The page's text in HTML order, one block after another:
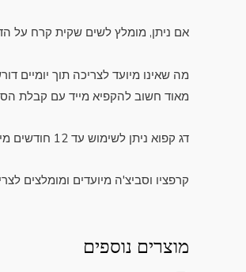
אם ניתן, מומלץ לשים שקית קרח
מה שאינו מיועד לצריכה תוך יומיים
מאוד חשוב להקפיא מייד עם קבלת
דג קפוא ניתן לשימוש עד 12 חודשים מיום הייצור על פי חוקי משרד הבריאות (המידע רשום על גבי המוצר כך שאין צורך לזכור).
קרפציו וסביצ'ה מיועדים ומומלצים
מוצרים נוספים